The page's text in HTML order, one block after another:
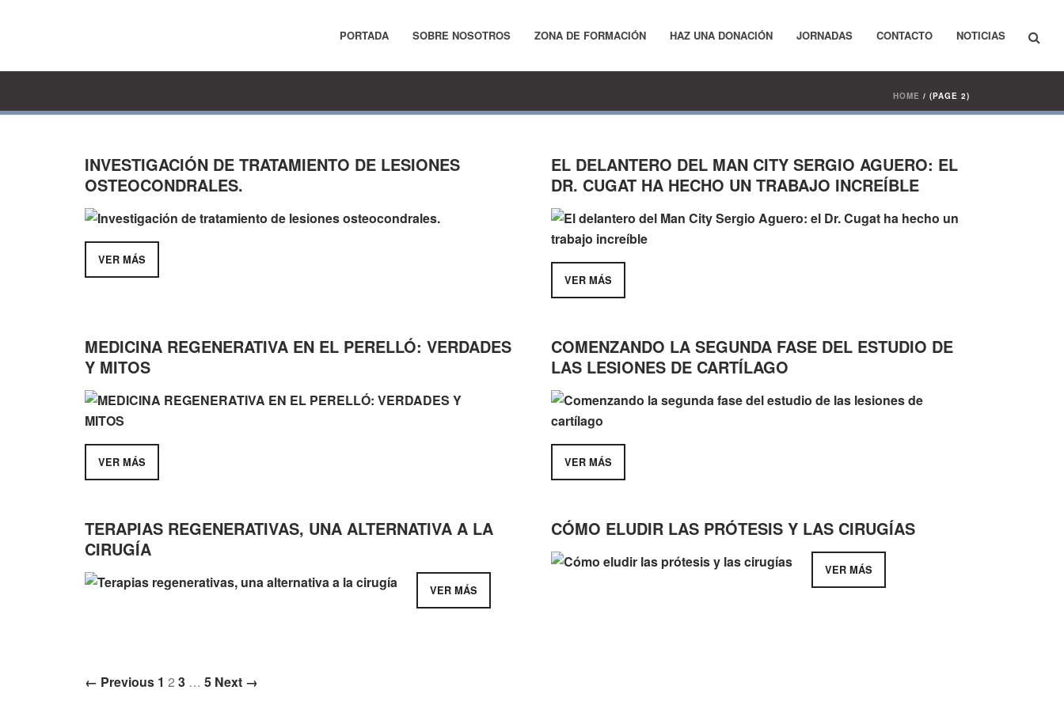
PORTADA SOBRE NOSOTROS ZONA DE FORMACIÓN HAZ UNA DONACIÓN JORNADAS CONTACTO NOTICIAS
HOME / (PAGE 2)
INVESTIGACIÓN DE TRATAMIENTO DE LESIONES
OSTEOCONDRALES.
VER MÁS
EL DELANTERO DEL MAN CITY SERGIO AGUERO: EL
DR. CUGAT HA HECHO UN TRABAJO INCREÍBLE
VER MÁS
MEDICINA REGENERATIVA EN EL PERELLÓ: VERDADES
Y MITOS
VER MÁS
COMENZANDO LA SEGUNDA FASE DEL ESTUDIO DE
LAS LESIONES DE CARTÍLAGO
VER MÁS
TERAPIAS REGENERATIVAS, UNA ALTERNATIVA A LA
CIRUGÍA
VER MÁS
CÓMO ELUDIR LAS PRÓTESIS Y LAS CIRUGÍAS
VER MÁS
← Previous 1 2 3 … 5 Next →